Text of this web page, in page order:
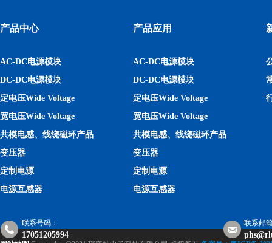
产品中心
AC-DC电源模块
DC-DC电源模块
定电压Wide Voltage
宽电压Wide Voltage
共模电感、线绕磁环产品
变压器
定制电源
电源互感器
产品应用
AC-DC电源模块
DC-DC电源模块
定电压Wide Voltage
宽电压Wide Voltage
共模电感、线绕磁环产品
变压器
定制电源
电源互感器
联系号码：
17051205994
联系邮